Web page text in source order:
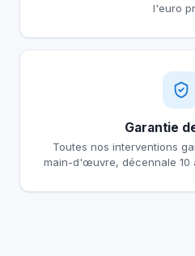
l'euro
Garantie
Toutes nos interventions
main-d'œuvre, décennale 10